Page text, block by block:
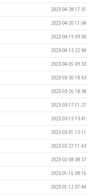
2023-04-28 17:31
2023-04-20 11:04
2023-04-19 09:00
2023-04-13 22:04
2023-04-05 09:33
2023-03-30 18:43
2023-03-26 18:38
2023-03-17 11:27
2023-03-13 13:41
2023-03-01 13:11
2023-02-27 11:43
2023-02-08 08:37
2023-01-16 08:16
2023-01-12 07:44